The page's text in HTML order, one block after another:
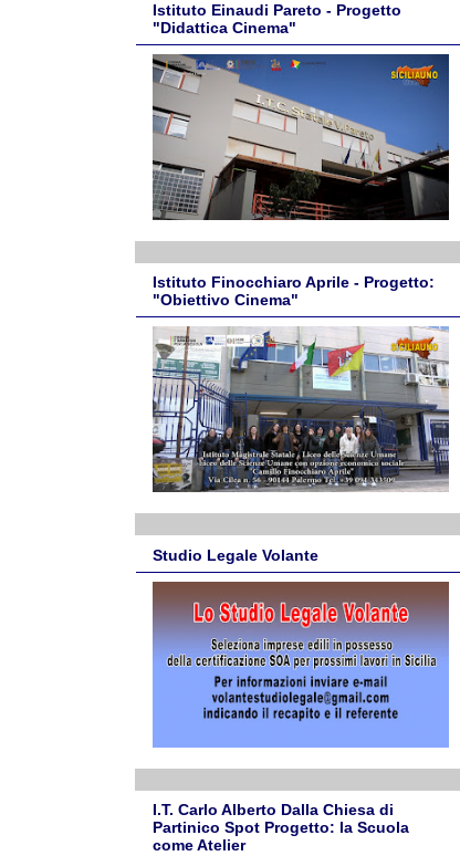
Istituto Einaudi Pareto - Progetto
"Didattica Cinema"
Istituto Finocchiaro Aprile - Progetto:
"Obiettivo Cinema"
Studio Legale Volante
I.T. Carlo Alberto Dalla Chiesa di
Partinico Spot Progetto: la Scuola
come Atelier